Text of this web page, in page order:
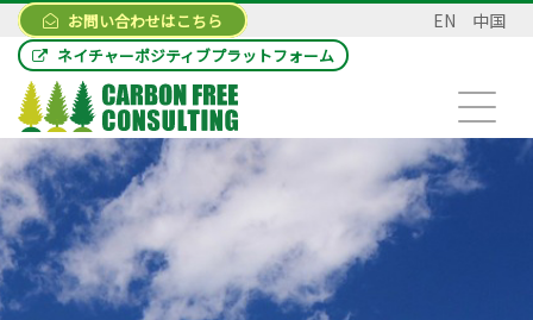
お問い合わせはこちら EN 中国
ネイチャーポジティブプラットフォーム